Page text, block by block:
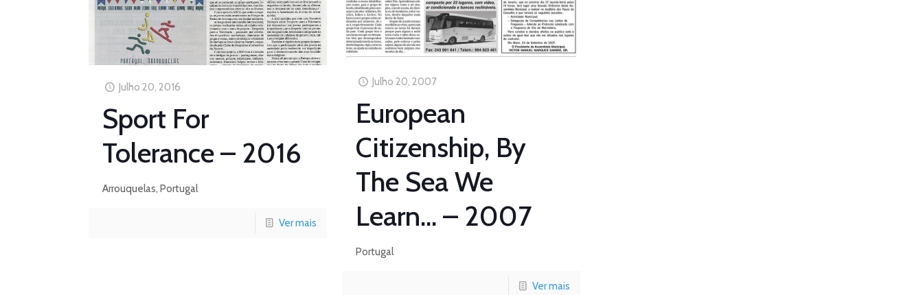
Julho 20, 2016
Sport For
Tolerance – 2016
Arrouquelas, Portugal
Ver mais
Julho 20, 2007
European
Citizenship, By
The Sea We
Learn… – 2007
Portugal
Ver mais